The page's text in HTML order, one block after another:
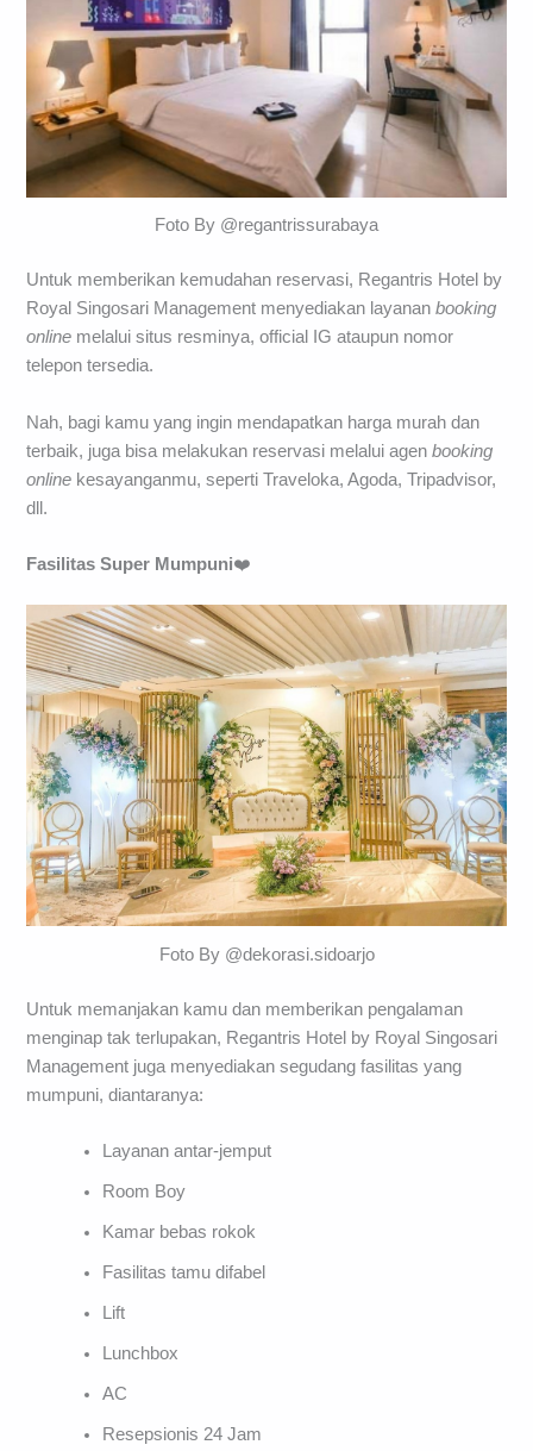
Foto By @regantrissurabaya
Untuk memberikan kemudahan reservasi, Regantris Hotel by
Royal Singosari Management menyediakan layananbooking
online melalui situs resminya, official IG ataupun nomor
telepon tersedia.
Nah, bagi kamu yang ingin mendapatkan harga murah dan
terbaik, juga bisa melakukan reservasi melalui agenbooking
online kesayanganmu, seperti Traveloka, Agoda, Tripadvisor,
dll.
FasilitasSuper Mumpuni❤️
Foto By @dekorasi.sidoarjo
Untuk memanjakan kamu dan memberikan pengalaman
menginap tak terlupakan, Regantris Hotel by Royal Singosari
Management juga menyediakan segudang fasilitas yang
mumpuni, diantaranya:
Layanan antar-jemput
Room Boy
Kamar bebas rokok
Fasilitas tamu difabel
Lift
Lunchbox
AC
Resepsionis 24 Jam